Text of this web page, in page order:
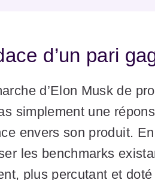
d’un pari
d’Elon Musk de
simplement une
envers son produit.
les benchmarks
plus percutant et